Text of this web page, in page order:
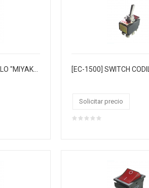
[SC-03N] SWITCH CODILLO "MIYAKO" 4PIN 2G ON/OFF 250VAC 15 AMP. NARANJA CJX25
Solicitar precio